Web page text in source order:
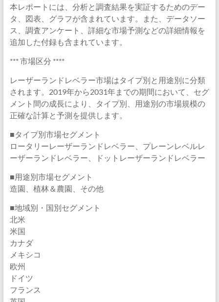
本レポートには、分析と調査結果を実証するためのデー
タ、図表、グラフが含まれています。また、データソー
ス、調査アンケート、詳細な市場予測などの詳細情報を
追加した付録も含まれています。
*** 市場区分 ****
レーザーランドレベラー市場はタイプ別と用途別に分類
されます。2019年から2031年までの期間において、セグ
メント間の成長により、タイプ別、用途別の市場規模の
正確な計算と予測を提供します。
■タイプ別市場セグメント
ロータリーレーザーランドレベラー、プレーンレベルレ
ーザーランドレベラー、ドットレーザーランドレベラー
■用途別市場セグメント
造園、植林＆農園、その他
■地域別・国別セグメント
北米
米国
カナダ
メキシコ
欧州
ドイツ
フランス